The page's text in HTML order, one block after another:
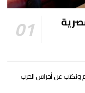
ونكتب عن أجراس الحرب